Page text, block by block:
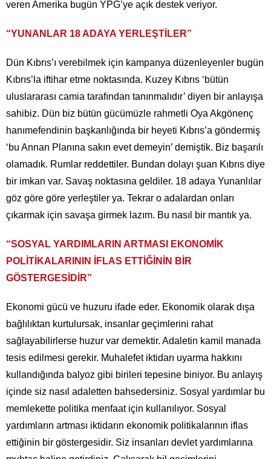
veren Amerika bugün YPG’ye açık destek veriyor.
“YUNANLAR 18 ADAYA YERLEŞTİLER”
Dün Kıbrıs’ı verebilmek için kampanya düzenleyenler bugün
Kıbrıs’la iftihar etme noktasında. Kuzey Kıbrıs ‘bütün
uluslararası camia tarafından tanınmalıdır’ diyen bir anlayışa
sahibiz. Dün biz bütün gücümüzle rahmetli Oya Akgönenç
hanımefendinin başkanlığında bir heyeti Kıbrıs’a göndermiş
‘bu Annan Planına sakın evet demeyin’ demiştik. Biz başarılı
olamadık. Rumlar reddettiler. Bundan dolayı şuan Kıbrıs diye
bir imkan var. Savaş noktasına geldiler. 18 adaya Yunanlılar
göz göre göre yerleştiler ya. Tekrar o adalardan onları
çıkarmak için savaşa girmek lazım. Bu nasıl bir mantık ya.
“SOSYAL YARDIMLARIN ARTMASI EKONOMİK
POLİTİKALARININ İFLAS ETTİĞİNİN BİR
GÖSTERGESİDİR”
Ekonomi gücü ve huzuru ifade eder. Ekonomik olarak dışa
bağlılıktan kurtulursak, insanlar geçimlerini rahat
sağlayabilirlerse huzur var demektir. Adaletin kamil manada
tesis edilmesi gerekir. Muhalefet iktidarı uyarma hakkını
kullandığında balyoz gibi birileri tepesine biniyor. Bu anlayış
içinde siz nasıl adaletten bahsedersiniz. Sosyal yardımlar bu
memlekette politika menfaat için kullanılıyor. Sosyal
yardımların artması iktidarın ekonomik politikalarının iflas
ettiğinin bir göstergesidir. Siz insanları devlet yardımlarına